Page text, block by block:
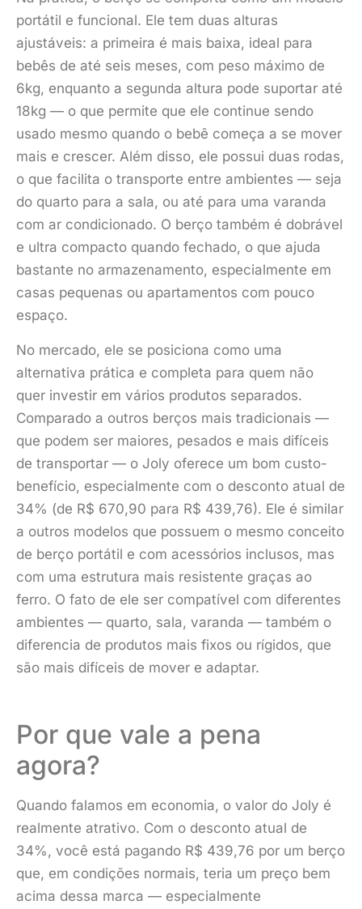
portátil e funcional. Ele tem duas alturas
ajustáveis: a primeira é mais baixa, ideal para
bebês de até seis meses, com peso máximo de
6kg, enquanto a segunda altura pode suportar até
18kg — o que permite que ele continue sendo
usado mesmo quando o bebê começa a se mover
mais e crescer. Além disso, ele possui duas rodas,
o que facilita o transporte entre ambientes — seja
do quarto para a sala, ou até para uma varanda
com ar condicionado. O berço também é dobrável
e ultra compacto quando fechado, o que ajuda
bastante no armazenamento, especialmente em
casas pequenas ou apartamentos com pouco
espaço.
No mercado, ele se posiciona como uma
alternativa prática e completa para quem não
quer investir em vários produtos separados.
Comparado a outros berços mais tradicionais —
que podem ser maiores, pesados e mais difíceis
de transportar — o Joly oferece um bom custo-
benefício, especialmente com o desconto atual de
34% (de R$ 670,90 para R$ 439,76). Ele é similar
a outros modelos que possuem o mesmo conceito
de berço portátil e com acessórios inclusos, mas
com uma estrutura mais resistente graças ao
ferro. O fato de ele ser compatível com diferentes
ambientes — quarto, sala, varanda — também o
diferencia de produtos mais fixos ou rígidos, que
são mais difíceis de mover e adaptar.
Por que vale a pena
agora?
Quando falamos em economia, o valor do Joly é
realmente atrativo. Com o desconto atual de
34%, você está pagando R$ 439,76 por um berço
que, em condições normais, teria um preço bem
acima dessa marca — especialmente